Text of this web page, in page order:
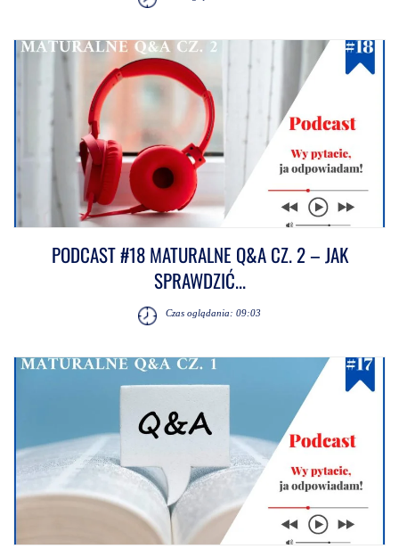
PODCAST #18 MATURALNE Q&A CZ. 2 – JAK
SPRAWDZIĆ...
Czas oglądania: 09:03